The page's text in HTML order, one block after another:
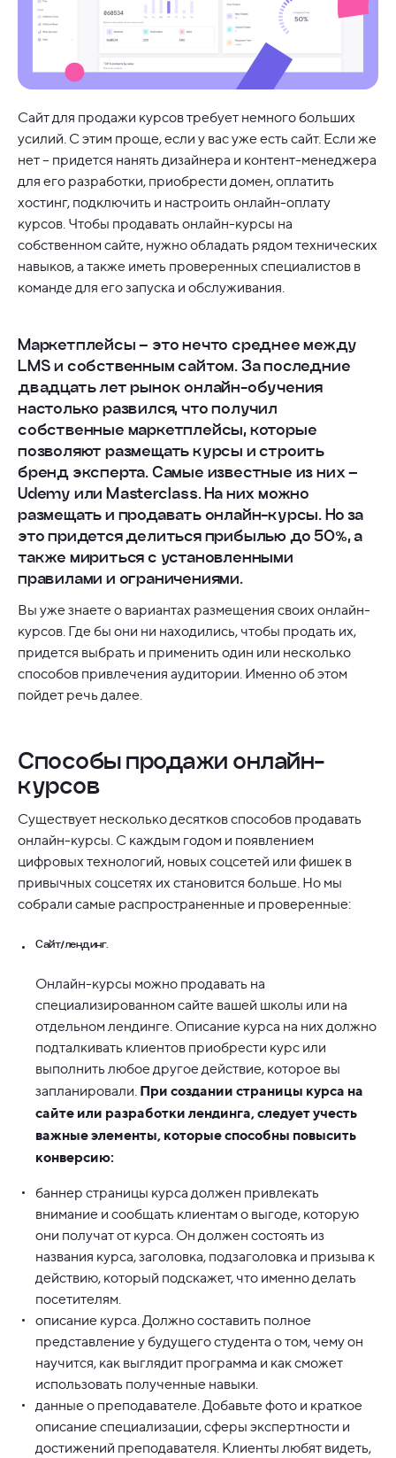
Сайт для продажи курсов требует немного больших
усилий. С этим проще, если у вас уже есть сайт. Если же
нет – придется нанять дизайнера и контент-менеджера
для его разработки, приобрести домен, оплатить
хостинг, подключить и настроить онлайн-оплату
курсов. Чтобы продавать онлайн-курсы на
собственном сайте, нужно обладать рядом технических
навыков, а также иметь проверенных специалистов в
команде для его запуска и обслуживания.
Маркетплейсы – это нечто среднее между
LMS и собственным сайтом. За последние
двадцать лет рынок онлайн-обучения
настолько развился, что получил
собственные маркетплейсы, которые
позволяют размещать курсы и строить
бренд эксперта. Самые известные из них –
Udemy или Masterclass. На них можно
размещать и продавать онлайн-курсы. Но за
это придется делиться прибылью до 50%, а
также мириться с установленными
правилами и ограничениями.
Вы уже знаете о вариантах размещения своих онлайн-
курсов. Где бы они ни находились, чтобы продать их,
придется выбрать и применить один или несколько
способов привлечения аудитории. Именно об этом
пойдет речь далее.
Способы продажи онлайн-
курсов
Существует несколько десятков способов продавать
онлайн-курсы. С каждым годом и появлением
цифровых технологий, новых соцсетей или фишек в
привычных соцсетях их становится больше. Но мы
собрали самые распространенные и проверенные:
Сайт/лендинг.
Онлайн-курсы можно продавать на
специализированном сайте вашей школы или на
отдельном лендинге. Описание курса на них должно
подталкивать клиентов приобрести курс или
выполнить любое другое действие, которое вы
запланировали. При создании страницы курса на
сайте или разработки лендинга, следует учесть
важные элементы, которые способны повысить
конверсию:
баннер страницы курса должен привлекать
внимание и сообщать клиентам о выгоде, которую
они получат от курса. Он должен состоять из
названия курса, заголовка, подзаголовка и призыва к
действию, который подскажет, что именно делать
посетителям.
описание курса. Должно составить полное
представление у будущего студента о том, чему он
научится, как выглядит программа и как сможет
использовать полученные навыки.
данные о преподавателе. Добавьте фото и краткое
описание специализации, сферы экспертности и
достижений преподавателя. Клиенты любят видеть,